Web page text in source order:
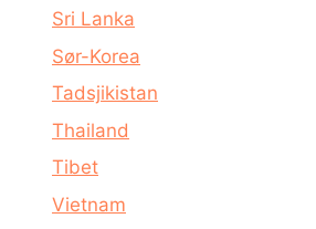
Sri Lanka
Sør-Korea
Tadsjikistan
Thailand
Tibet
Vietnam